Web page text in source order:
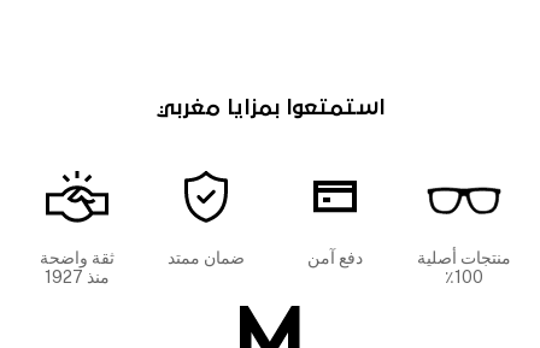
استمتعوا بمزايا مغربي
منتجات أصلية
100٪
دفع آمن ضمان ممتد
ثقة واضحة
منذ 1927